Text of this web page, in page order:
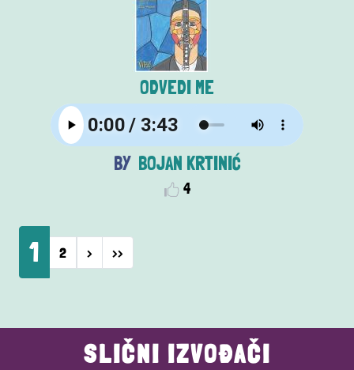
ODVEDI ME
BOJAN KRTINIĆ
4
Pagination
1 2 › Next page
››
SLIČNI IZVOĐAČI